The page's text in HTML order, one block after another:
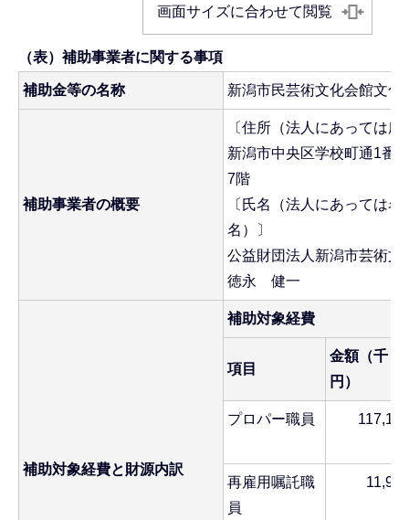
画面サイズに合わせて閲覧
（表）補助事業者に関する事項
補助金等の名称 新潟市民芸術文化会館文化
補助事業者の概要
〔住所（法人にあっては所
新潟市中央区学校町通1番
7階
〔氏名（法人にあっては
名）〕
公益財団法人新潟市芸術
徳永 健一
補助対象経費と財源内訳
補助対象経費
項目
金額（千
円）
プロパー職員 117,176
再雇用嘱託職
員
11,947